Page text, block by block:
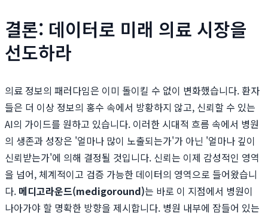
결론: 데이터로 미래 의료 시장을
선도하라
의료 정보의 패러다임은 이미 돌이킬 수 없이 변화했습니다. 환자
들은 더 이상 정보의 홍수 속에서 방황하지 않고, 신뢰할 수 있는
AI의 가이드를 원하고 있습니다. 이러한 시대적 흐름 속에서 병원
의 생존과 성장은 '얼마나 많이 노출되는가'가 아닌 '얼마나 깊이
신뢰받는가'에 의해 결정될 것입니다. 신뢰는 이제 감성적인 영역
을 넘어, 체계적이고 검증 가능한 데이터의 영역으로 들어왔습니
다. 메디고라운드(medigoround)는 바로 이 지점에서 병원이
나아가야 할 명확한 방향을 제시합니다. 병원 내부에 잠들어 있는